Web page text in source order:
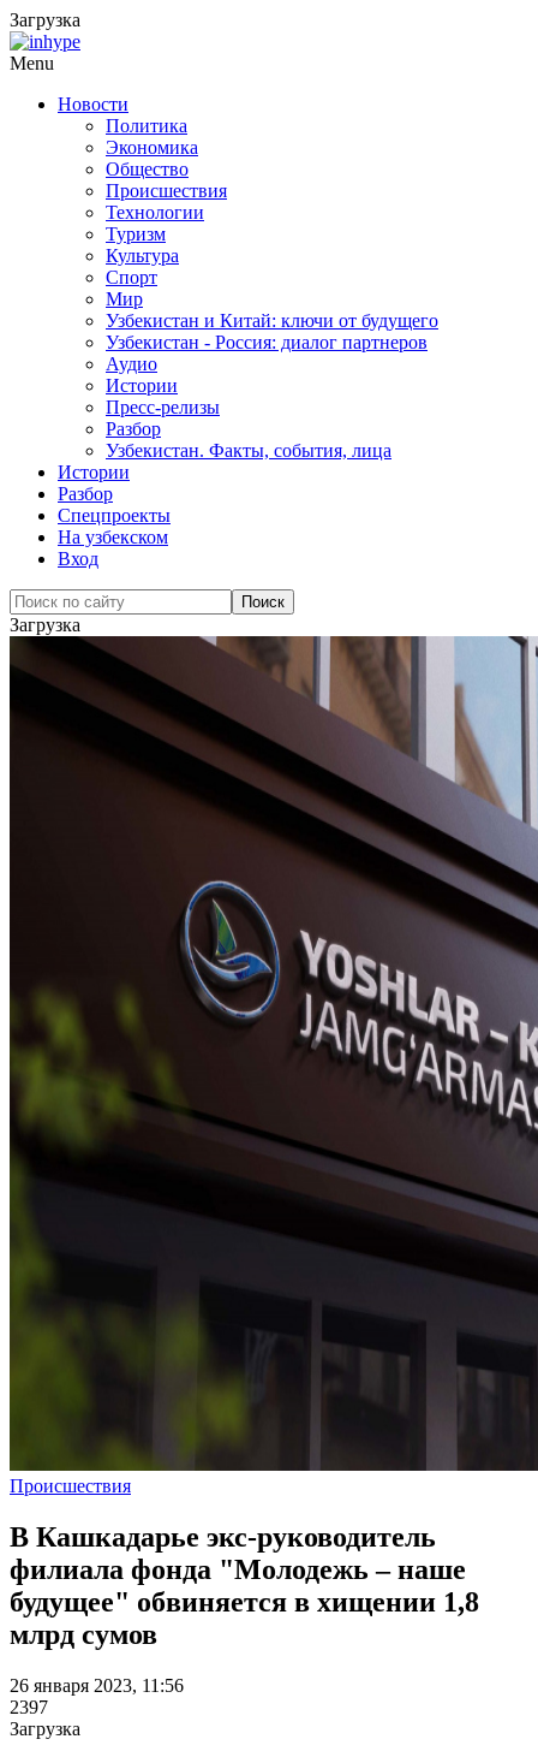
Загрузка
Menu
Новости
Политика
Экономика
Общество
Происшествия
Технологии
Туризм
Культура
Спорт
Мир
Узбекистан и Китай: ключи от будущего
Узбекистан - Россия: диалог партнеров
Аудио
Истории
Пресс-релизы
Разбор
Узбекистан. Факты, события, лица
Истории
Разбор
Спецпроекты
На узбекском
Вход
Загрузка
Происшествия
В Кашкадарье экс-руководитель
филиала фонда "Молодежь – наше
будущее" обвиняется в хищении 1,8
млрд сумов
26 января 2023, 11:56
2397
Загрузка